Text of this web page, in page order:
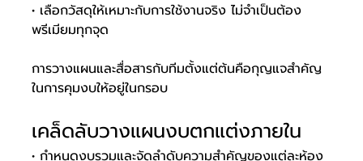
• เลือกวัสดุให้เหมาะกับการใช้งานจริง ไม่จำเป็นต้อง
พรีเมียมทุกจุด
การวางแผนและสื่อสารกับทีมตั้งแต่ต้นคือกุญแจสำคัญ
ในการคุมงบให้อยู่ในกรอบ
เคล็ดลับวางแผนงบตกแต่งภายใน
• กำหนดงบรวมและจัดลำดับความสำคัญของแต่ละห้อง